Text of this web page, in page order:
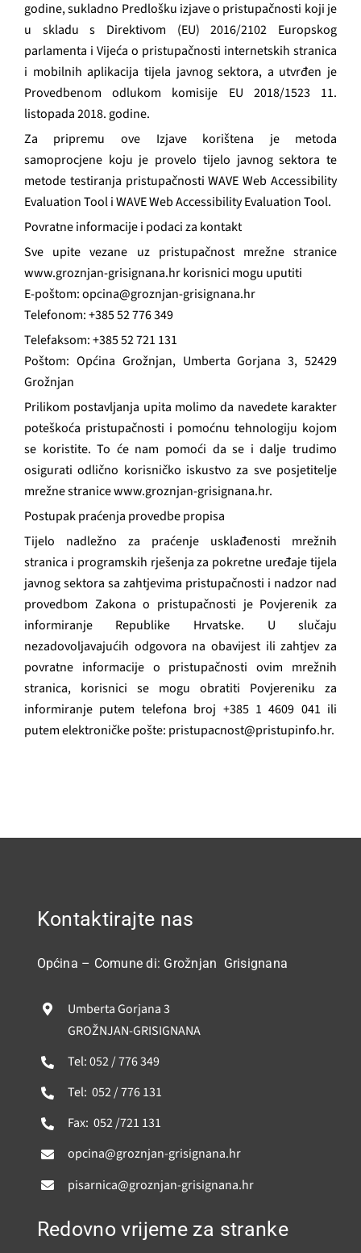
godine, sukladno Predlošku izjave o pristupačnosti koji je
u skladu s Direktivom (EU) 2016/2102 Europskog
parlamenta i Vijeća o pristupačnosti internetskih stranica
i mobilnih aplikacija tijela javnog sektora, a utvrđen je
Provedbenom odlukom komisije EU 2018/1523 11.
listopada 2018. godine.
Za pripremu ove Izjave korištena je metoda
samoprocjene koju je provelo tijelo javnog sektora te
metode testiranja pristupačnosti WAVE Web Accessibility
Evaluation Tool i WAVE Web Accessibility Evaluation Tool.
Povratne informacije i podaci za kontakt
Sve upite vezane uz pristupačnost mrežne stranice
www.groznjan-grisignana.hr korisnici mogu uputiti
E-poštom:opcina@groznjan-grisignana.hr
Telefonom: +385 52 776 349
Telefaksom: +385 52 721 131
Poštom: Općina Grožnjan, Umberta Gorjana 3, 52429
Grožnjan
Prilikom postavljanja upita molimo da navedete karakter
poteškoća pristupačnosti i pomoćnu tehnologiju kojom
se koristite. To će nam pomoći da se i dalje trudimo
osigurati odlično korisničko iskustvo za sve posjetitelje
mrežne stranice www.groznjan-grisignana.hr.
Postupak praćenja provedbe propisa
Tijelo nadležno za praćenje usklađenosti mrežnih
stranica i programskih rješenja za pokretne uređaje tijela
javnog sektora sa zahtjevima pristupačnosti i nadzor nad
provedbom Zakona o pristupačnosti je Povjerenik za
informiranje Republike Hrvatske. U slučaju
nezadovoljavajućih odgovora na obavijest ili zahtjev za
povratne informacije o pristupačnosti ovim mrežnih
stranica, korisnici se mogu obratiti Povjereniku za
informiranje putem telefona broj +385 1 4609 041 ili
putem elektroničke pošte: pristupacnost@pristupinfo.hr.
Kontaktirajte nas
Općina – Comune di: Grožnjan Grisignana
Umberta Gorjana 3
GROŽNJAN-GRISIGNANA
Tel: 052 / 776 349
Tel: 052 / 776 131
Fax: 052 /721 131
opcina@groznjan-grisignana.hr
pisarnica@groznjan-grisignana.hr
Redovno vrijeme za stranke